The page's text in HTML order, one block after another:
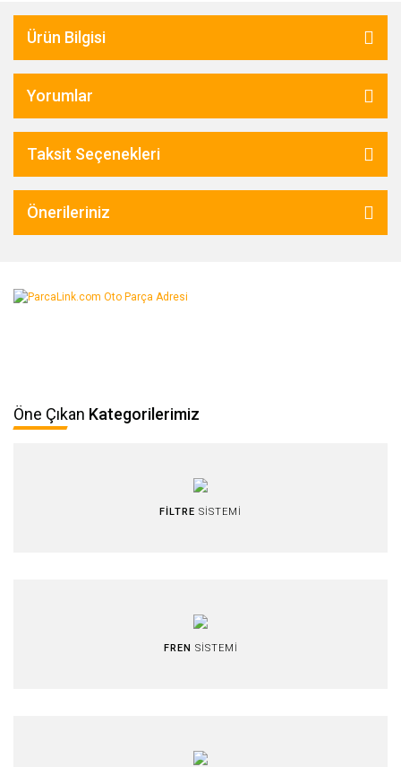
Ürün Bilgisi
Yorumlar
Taksit Seçenekleri
Önerileriniz
Öne Çıkan Kategorilerimiz
FİLTRE SİSTEMİ
FREN SİSTEMİ